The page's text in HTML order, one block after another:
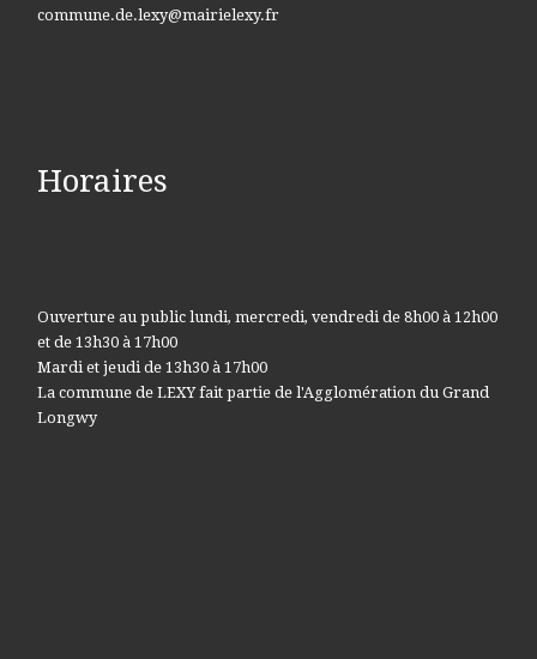
commune.de.lexy@mairielexy.fr
Horaires
Ouverture au public lundi, mercredi, vendredi de 8h00 à 12h00
et de 13h30 à 17h00
Mardi et jeudi de 13h30 à 17h00
La commune de LEXY fait partie de l'Agglomération du Grand
Longwy